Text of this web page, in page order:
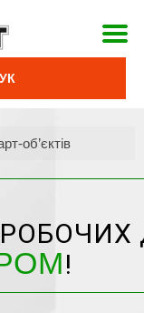
об’єктів
!